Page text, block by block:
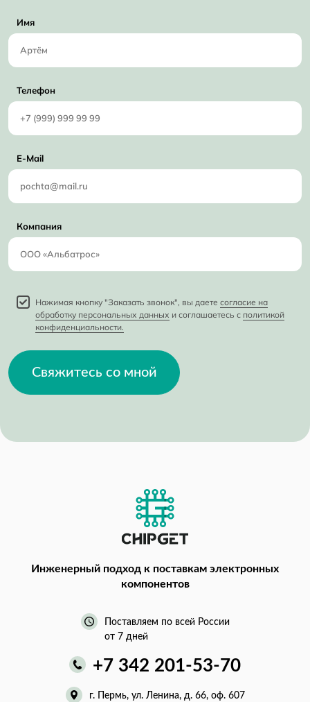
Имя
Телефон
E-Mail
Компания
Нажимая кнопку "Заказать звонок", вы даете согласие на
обработку персональных данных и соглашаетесь с политикой
конфиденциальности.
Свяжитесь со мной
Инженерный подход к поставкам электронных
компонентов
Поставляем по всей России
от 7 дней
+7 342 201-53-70
г. Пермь, ул. Ленина, д. 66, оф. 607